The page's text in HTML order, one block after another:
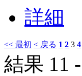
詳細
<< 最初 < 戻る 1 2 3 4
結果 11